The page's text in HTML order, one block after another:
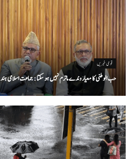
قومی خبریں
حب الوطنی کا معیار وندے ماترم نہیں ہو سکتا : جماعت اسلامی ہند